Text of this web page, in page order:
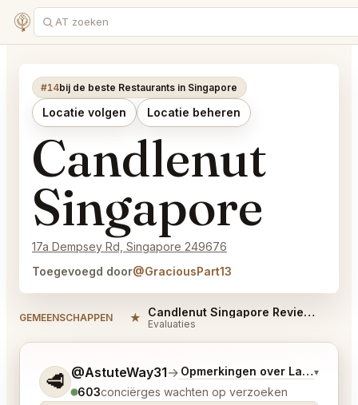
#14bij de beste Restaurants in Singapore
Locatie volgen Locatie beheren
Candlenut
Singapore
17a Dempsey Rd, Singapore 249676
Toegevoegd door@GraciousPart13
GEMEENSCHAPPEN ★ Candlenut Singapore Reviews
Evaluaties
🥩 @AstuteWay31→ Opmerkingen over Laatste
▾
603conciërges wachten op verzoeken
Vertel me wat je wilt.